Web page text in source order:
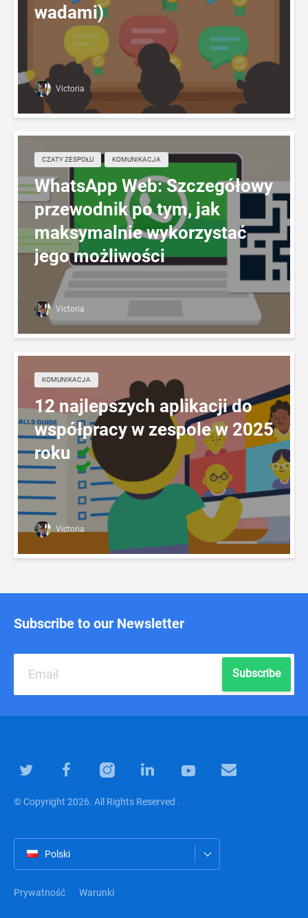
wadami)
Victoria
CZATY ZESPOŁU KOMUNIKACJA
WhatsApp Web: Szczegółowy
przewodnik po tym, jak
maksymalnie wykorzystać
jego możliwości
Victoria
KOMUNIKACJA
12 najlepszych aplikacji do
współpracy w zespole w 2025
roku
Victoria
Subscribe to our Newsletter
Subscribe
© Copyright 2026. All Rights Reserved .
Prywatność Warunki
Polski